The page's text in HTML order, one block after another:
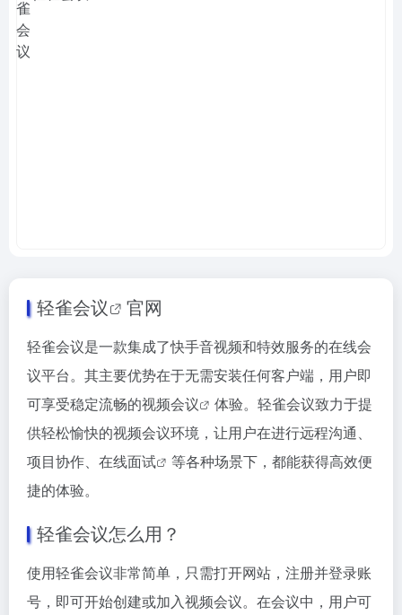
轻雀会议 官网
轻雀会议是一款集成了快手音视频和特效服务的在线会
议平台。其主要优势在于无需安装任何客户端，用户即
可享受稳定流畅的视频会议
体验。轻雀会议致力于提
供轻松愉快的视频会议环境，让用户在进行远程沟通、
项目协作、 在线面试
等各种场景下，都能获得高效便
捷的体验。
轻雀会议怎么用？
使用轻雀会议非常简单，只需打开网站，注册并登录账
号，即可开始创建或加入视频会议。在会议中，用户可